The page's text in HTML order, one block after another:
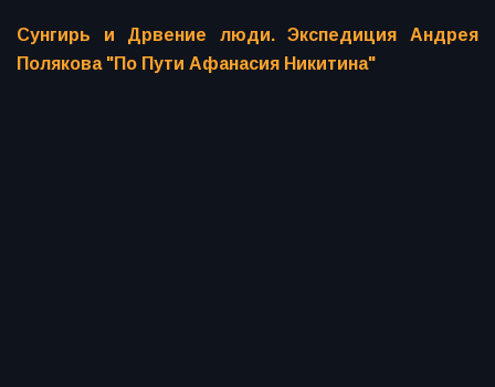
Сунгирь и Дрвение люди. Экспедиция Андрея
Полякова "По Пути Афанасия Никитина"